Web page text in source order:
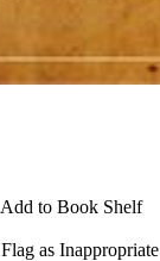
Add to Book Shelf
Flag as Inappropriate